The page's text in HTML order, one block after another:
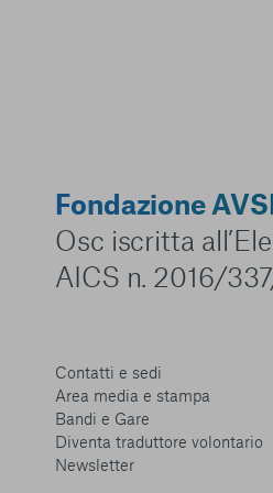
Fondazione
Osc iscritta
AICS n. 2016/
Contatti e sedi
Area media e stampa
Bandi e Gare
Diventa traduttore volontario
Newsletter